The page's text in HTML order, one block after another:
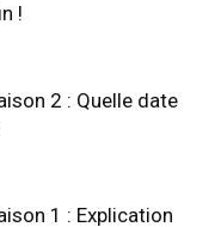
!
2 : Quelle date
1 : Explication